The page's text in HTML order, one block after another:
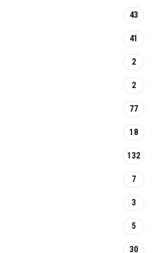
43
41
2
2
77
18
132
7
3
5
30